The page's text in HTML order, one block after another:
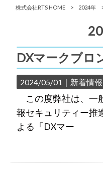
株式会社RTS HOME > 2024年
DXマークブロ
2024/05/01｜ 新着情報
この度弊社は、一
報セキュリティー推
よる「DXマー